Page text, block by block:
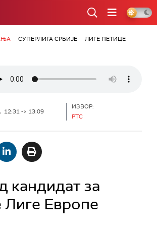
СУПЕРЛИГА СРБИЈЕ
ЛИГЕ ПЕТИЦЕ
12:31 -> 13:09
ИЗВОР:
РТС
кандидат за
Европе